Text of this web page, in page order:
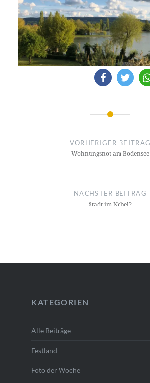
Beitragsnavigation
VORHERIGER BEITRAG
Wohnungsnot am Bodensee
NÄCHSTER BEITRAG
Stadt im Nebel?
KATEGORIEN
Alle Beiträge
Festland
Foto der Woche